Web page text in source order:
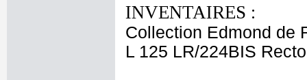
INVENTAIRES :
Collection Edmond de
L 125 LR/224BIS Recto